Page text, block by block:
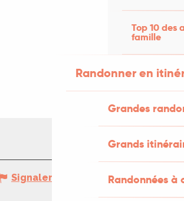
Top 10 des
famille
Randonner en
Grandes
Grands
Randonnées
Signaler une erreur